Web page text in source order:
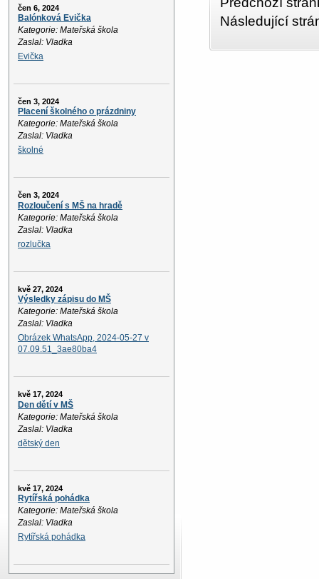
čen 6, 2024
Balónková Evička
Kategorie: Mateřská škola
Zaslal: Vladka
Evička
čen 3, 2024
Placení školného o prázdniny
Kategorie: Mateřská škola
Zaslal: Vladka
školné
čen 3, 2024
Rozloučení s MŠ na hradě
Kategorie: Mateřská škola
Zaslal: Vladka
rozlučka
kvě 27, 2024
Výsledky zápisu do MŠ
Kategorie: Mateřská škola
Zaslal: Vladka
Obrázek WhatsApp, 2024-05-27 v
07.09.51_3ae80ba4
kvě 17, 2024
Den dětí v MŠ
Kategorie: Mateřská škola
Zaslal: Vladka
dětský den
kvě 17, 2024
Rytířská pohádka
Kategorie: Mateřská škola
Zaslal: Vladka
Rytířská pohádka
Následující